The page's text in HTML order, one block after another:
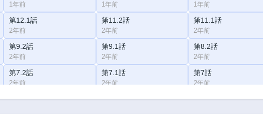
1年前 1年前 1年前
第12.1話
2年前
第11.2話
2年前
第11.1話
2年前
第9.2話
2年前
第9.1話
2年前
第8.2話
2年前
第7.2話
2年前
第7.1話
2年前
第7話
2年前
第5.2話 第5.1話 第5話